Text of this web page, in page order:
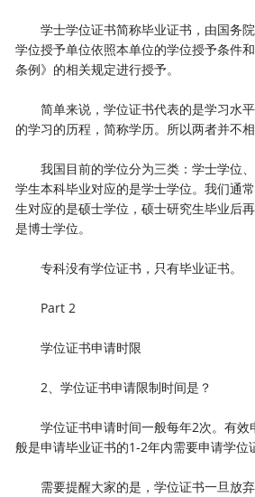
学士学位证书简称毕业证书，由国务院
学位授予单位依照本单位的学位授予条件
条例》的相关规定进行授予。
简单来说，学位证书代表的是学习水平
的学习的历程，简称学历。所以两者并不相
我国目前的学位分为三类：学士学位、
学生本科毕业对应的是学士学位。我们通
生对应的是硕士学位，硕士研究生毕业后
是博士学位。
专科没有学位证书，只有毕业证书。
Part 2
学位证书申请时限
2、学位证书申请限制时间是？
学位证书申请时间一般每年2次。有效
般是申请毕业证书的1-2年内需要申请学位
需要提醒大家的是，学位证书一旦放弃